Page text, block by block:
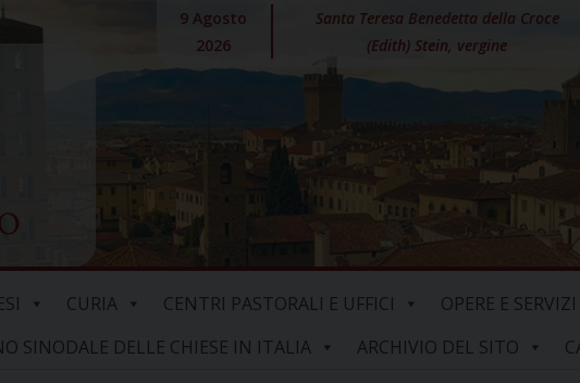
9 Agosto
2026
Santa Teresa Benedetta della Croce
(Edith) Stein, vergine
CURIA CENTRI PASTORALI E UFFICI OPERE E SERVIZI
SINODALE DELLE CHIESE IN ITALIA
ARCHIVIO DEL SITO